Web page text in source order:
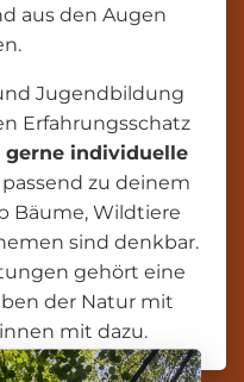
aus den Augen
Jugendbildung
Erfahrungsschatz
gerne individuelle
passend zu deinem
Bäume, Wildtiere
sind denkbar.
gehört eine
der Natur mit
mit dazu.